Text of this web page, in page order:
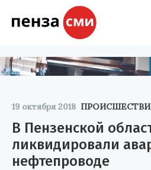
19 октября 2018
В Пензенской
ликвидировали
нефтепроводе